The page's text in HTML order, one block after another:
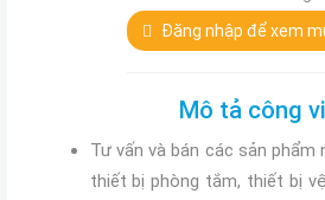
Đăng nhập để xem
Mô tả công
Tư vấn và bán các sản
thiết bị phòng tắm, thiết bị